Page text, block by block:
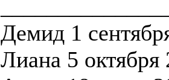
Демид 1
Лиана 5 октября